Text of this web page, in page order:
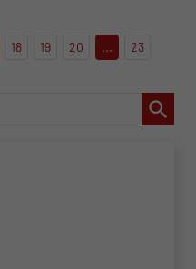
18 19 20 ... 23